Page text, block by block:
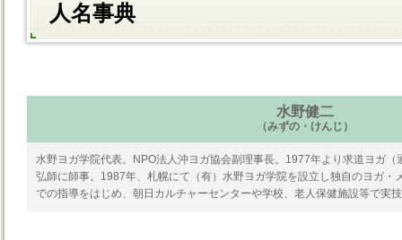
人名事典
水野健二
（みずの・けんじ）
水野ヨガ学院代表。NPO法人沖ヨガ協会副理事長。1977年より求道ヨガ
弘師に師事。1987年、札幌にて（有）水野ヨガ学院を設立し独自のヨガ・
での指導をはじめ、朝日カルチャーセンターや学校、老人保健施設等で実